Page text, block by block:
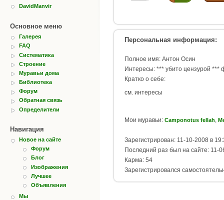
DavidManvir
Основное меню
Галерея
FAQ
Систематика
Строение
Муравьи дома
Библиотека
Форум
Обратная связь
Определители
Навигация
Новое на сайте
Форум
Блог
Изображения
Лучшее
Объявления
Мы
Персональная информация:
Полное имя: Антон Осин
Интересы: *** убито цензурой ***
Кратко о себе:
см. интересы
Мои муравьи: Camponotus fellah
Зарегистрирован: 11-10-2008 в
Последний раз был на сайте: 11-
Карма: 54
Зарегистрировался